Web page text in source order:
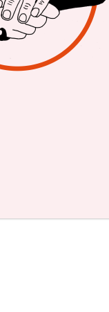
mussaber nicht.
helfen müssen.
Level 3. Der